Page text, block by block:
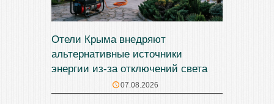
Отели Крыма внедряют
альтернативные источники
энергии из-за отключений света
07.08.2026